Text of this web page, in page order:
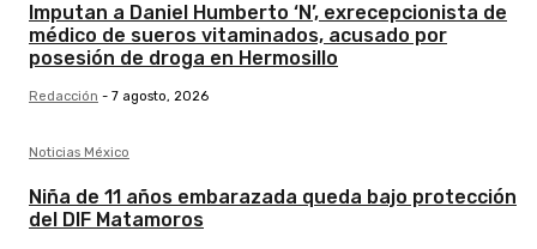
Imputan a Daniel Humberto ‘N’, exrecepcionista de
médico de sueros vitaminados, acusado por
posesión de droga en Hermosillo
Redacción - 7 agosto, 2026
Noticias México
Niña de 11 años embarazada queda bajo protección
del DIF Matamoros